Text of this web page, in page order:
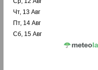
Чт, 13 Авг
Пт, 14 Авг
Сб, 15 Авг